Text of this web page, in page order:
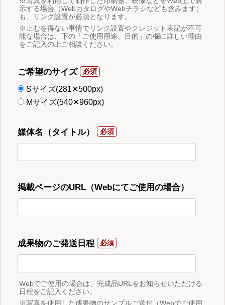
示する場合（WebカタログやWebチラシなども含みます）
も、リンク設置が必須となります。
※止むを得ない事情でリンク設置やクレジット表記が不可
能な場合は、下の「ご使用用途、目的」の欄に詳しい理由
をご記入の上ご相談ください。
ご希望のサイズ
Sサイズ(281✕500px)
Mサイズ(540✕960px)
媒体名（タイトル）
掲載ページのURL（Webにてご使用の場合）
成果物のご発送日程
Webでご使用の場合は、完成品URLをお知らせいただける
日程をご記入ください。
※写真を使用した成果物のサンプルご送付（Webでご使用